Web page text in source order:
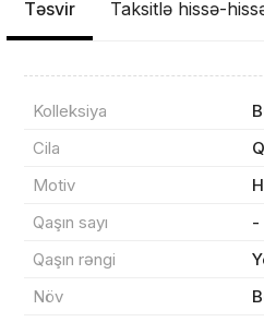
Təsvir Taksitlə hissə-
Kolleksiya
Cila
Motiv
Qaşın sayı
-
Qaşın rəngi
Növ
Məhsul(lar) səbətə
Sifarişin detalları